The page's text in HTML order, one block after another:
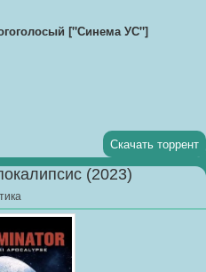
["Синема УС"]
Скачать торрент
(2023)